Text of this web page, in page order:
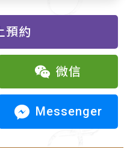
預約
微信
Messenger